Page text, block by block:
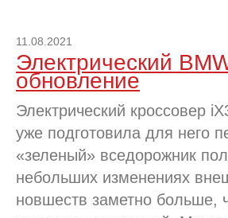
11.08.2021
Электрический
обновление
Электрический кроссовер
уже подготовила для него
«зеленый» вседорожник
небольших изменениях
новшеств заметно больше,